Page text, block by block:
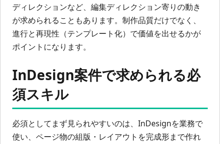
ディレクションなど、編集ディレクション寄りの動き
が求められることもあります。制作品質だけでなく、
進行と再現性（テンプレート化）で価値を出せるかが
ポイントになります。
InDesign案件で求められる必
須スキル
必須としてまず見られやすいのは、InDesignを業務で
使い、ページ物の組版・レイアウトを完成形まで作れ